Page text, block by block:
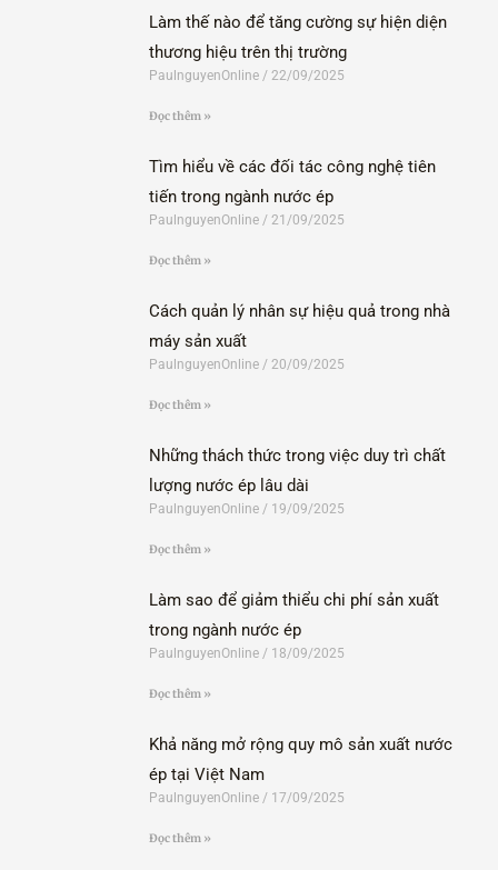
Làm thế nào để tăng cường sự hiện diện
thương hiệu trên thị trường
PaulnguyenOnline 22/09/2025
Đọc thêm »
Tìm hiểu về các đối tác công nghệ tiên
tiến trong ngành nước ép
PaulnguyenOnline 21/09/2025
Đọc thêm »
Cách quản lý nhân sự hiệu quả trong nhà
máy sản xuất
PaulnguyenOnline 20/09/2025
Đọc thêm »
Những thách thức trong việc duy trì chất
lượng nước ép lâu dài
PaulnguyenOnline 19/09/2025
Đọc thêm »
Làm sao để giảm thiểu chi phí sản xuất
trong ngành nước ép
PaulnguyenOnline 18/09/2025
Đọc thêm »
Khả năng mở rộng quy mô sản xuất nước
ép tại Việt Nam
PaulnguyenOnline 17/09/2025
Đọc thêm »